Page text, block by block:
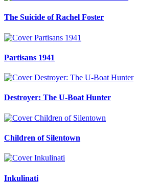
The Suicide of Rachel Foster
Partisans 1941
Destroyer: The U-Boat Hunter
Children of Silentown
Inkulinati